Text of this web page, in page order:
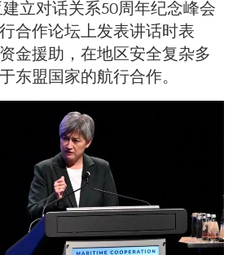
立对话关系50周年纪念峰会
合作论坛上发表讲话时表
金援助，在地区安全复杂多
东盟国家的航行合作。